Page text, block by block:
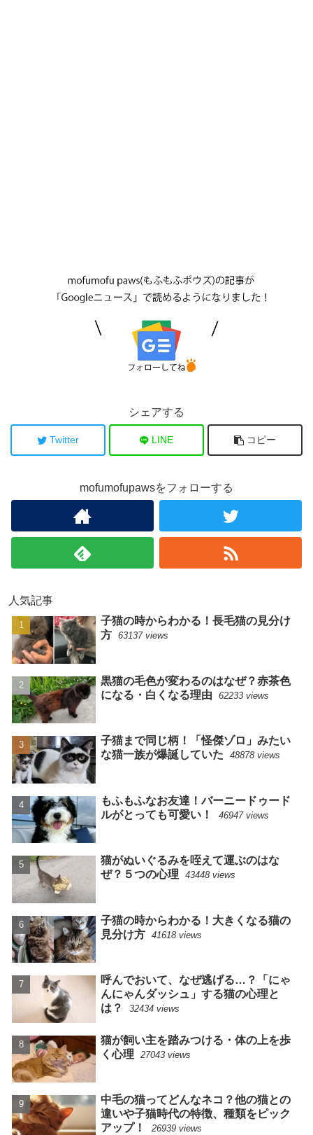
シェアする
Twitter LINE コピー
mofumofupawsをフォローする
人気記事
子猫の時からわかる！長毛猫の見分け
方
63137 views
黒猫の毛色が変わるのはなぜ？赤茶色
になる・白くなる理由
62233 views
子猫まで同じ柄！「怪傑ゾロ」みたい
な猫一族が爆誕していた
48878 views
もふもふなお友達！バーニードゥード
ルがとっても可愛い！
46947 views
猫がぬいぐるみを咥えて運ぶのはな
ぜ？５つの心理
43448 views
子猫の時からわかる！大きくなる猫の
見分け方
41618 views
呼んでおいて、なぜ逃げる…？「にゃ
んにゃんダッシュ」する猫の心理と
は？
32434 views
猫が飼い主を踏みつける・体の上を歩
く心理
27043 views
中毛の猫ってどんなネコ？他の猫との
違いや子猫時代の特徴、種類をピック
アップ！
26939 views